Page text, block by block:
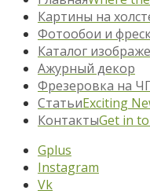
Картины на
Фотообои и
Каталог
Ажурный декор
Фрезеровка на
СтатьиExciting
КонтактыGet in
Gplus
Instagram
Vk